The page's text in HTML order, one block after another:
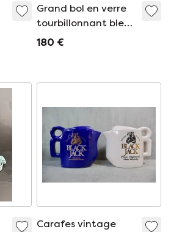
Grand bol en verre
tourbillonnant bleu
du milieu du siècle
Suède / années
180 €
Carafes vintage